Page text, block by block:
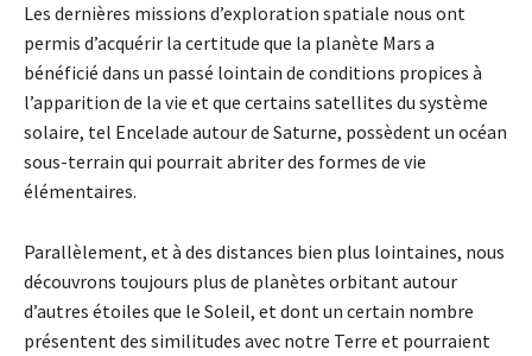
Les dernières missions d’exploration spatiale nous ont
permis d’acquérir la certitude que la planète Mars a
bénéficié dans un passé lointain de conditions propices à
l’apparition de la vie et que certains satellites du système
solaire, tel Encelade autour de Saturne, possèdent un océan
sous-terrain qui pourrait abriter des formes de vie
élémentaires.
Parallèlement, et à des distances bien plus lointaines, nous
découvrons toujours plus de planètes orbitant autour
d’autres étoiles que le Soleil, et dont un certain nombre
présentent des similitudes avec notre Terre et pourraient